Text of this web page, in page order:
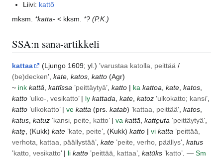
Liivi: kattõ
mksm. *katta- < kksm. *? (P.K.)
SSA:n sana-artikkeli
kattaa (Ljungo 1609; yl.) ’varustaa katolla, peittää /
(be)decken’, kate katos katto (Agr)
~ ink kattā kattīssa ’peittäytyä’, katto | ka kattoa kate katos
katto ’ulko-, vesikatto’ | ly kattada kate katoz ’ulkokatto; kansi’,
katto ’ulkokatto’ | ve katta (prs. katab) ’kattaa, peittää’, katos
katus katuz ’kansi, peite, katto’ | va kattā katte̮uta ’peittäytyä’,
kate̮ , (Kukk) kate ’kate, peite’, (Kukk) katto | vi katta ’peittää,
verhota, kattaa, päällystää’, kate ’peite, verho, päällys’, katus
’katto, vesikatto’ | li kattə ’peittää, kattaa’, katūks ’katto’. — Sm